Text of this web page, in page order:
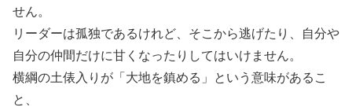
せん。
リーダーは孤独であるけれど、そこから逃げたり、自分や
自分の仲間だけに甘くなったりしてはいけません。
横綱の土俵入りが「大地を鎮める」という意味があるこ
と、